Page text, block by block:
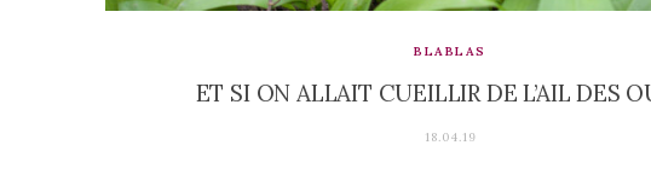
BLABLAS
ET SI ON ALLAIT CUEILLIR DE L’AIL DES
18.04.19